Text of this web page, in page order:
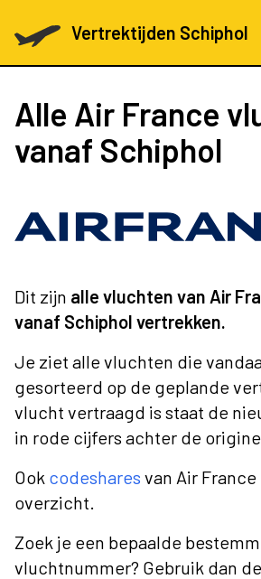
Vertrektijden Schiphol
Alle Air France
vanaf Schiphol
Dit zijn alle vluchten van Air
vanaf Schiphol vertrekken.
Je ziet alle vluchten die
gesorteerd op de geplande
vlucht vertraagd is staat de
in rode cijfers achter de
Ook codeshares van Air
overzicht.
Zoek je een bepaalde
vluchtnummer? Gebruik dan de